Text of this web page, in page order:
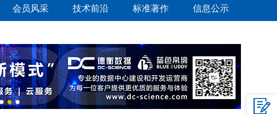
会员风采 技术前沿 标准著作 信息公示